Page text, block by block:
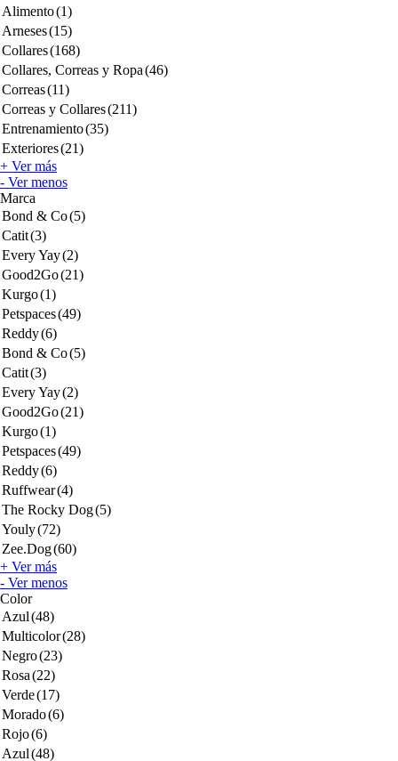
Alimento(1)
Arneses(15)
Collares(168)
Collares, Correas y Ropa(46)
Correas(11)
Correas y Collares(211)
Entrenamiento(35)
Exteriores(21)
+ Ver más
- Ver menos
Marca
Bond & Co(5)
Catit(3)
Every Yay(2)
Good2Go(21)
Kurgo(1)
Petspaces(49)
Reddy(6)
Bond & Co(5)
Catit(3)
Every Yay(2)
Good2Go(21)
Kurgo(1)
Petspaces(49)
Reddy(6)
Ruffwear(4)
The Rocky Dog(5)
Youly(72)
Zee.Dog(60)
+ Ver más
- Ver menos
Color
Azul(48)
Multicolor(28)
Negro(23)
Rosa(22)
Verde(17)
Morado(6)
Rojo(6)
Azul(48)